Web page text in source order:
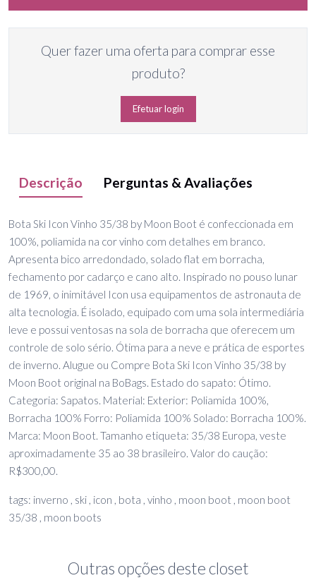
Quer fazer uma oferta para comprar esse
produto?
Efetuar login
Descrição Perguntas & Avaliações
Bota Ski Icon Vinho 35/38 by Moon Boot é confeccionada em
100%, poliamida na cor vinho com detalhes em branco.
Apresenta bico arredondado, solado flat em borracha,
fechamento por cadarço e cano alto. Inspirado no pouso lunar
de 1969, o inimitável Icon usa equipamentos de astronauta de
alta tecnologia. É isolado, equipado com uma sola intermediária
leve e possui ventosas na sola de borracha que oferecem um
controle de solo sério. Ótima para a neve e prática de esportes
de inverno. Alugue ou Compre Bota Ski Icon Vinho 35/38 by
Moon Boot original na BoBags. Estado do sapato: Ótimo.
Categoria: Sapatos. Material: Exterior: Poliamida 100%,
Borracha 100% Forro: Poliamida 100% Solado: Borracha 100%.
Marca: Moon Boot. Tamanho etiqueta: 35/38 Europa, veste
aproximadamente 35 ao 38 brasileiro. Valor do caução:
R$300,00.
tags: inverno , ski , icon , bota , vinho , moon boot , moon boot
35/38 , moon boots
Outras opções deste closet